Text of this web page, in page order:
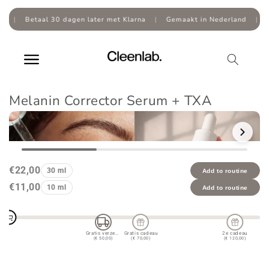
inhoud
Betaal 30 dagen later met Klarna | Gemaakt in Nederland |
Doorgaan naar
productinformatie
Melanin Corrector Serum + TXA
Gratis verzending
(€ 50,00)
Gratis cadeau
(€ 70,00)
2e cadeau
(€ 120,00)
€22,00 30 ml Add to routine
€11,00 10 ml Add to routine